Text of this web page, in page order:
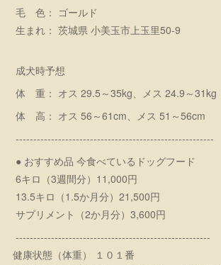
毛 色： ゴールド
生まれ： 茨城県 小美玉市上玉里50-9
成犬時予想
体 重： オス 29.5～35kg、メス 24.9～31kg
体 高： オス 56～61cm、メス 51～56cm
--------------------------------------------------------
● おすすめ品 今食べているドッグフード
6キロ（3週間分）11,000円
13.5キロ（1.5か月分）21,500円
サプリメント（2か月分）3,600円
-------------------------------------------------------
健康状態（体重） １０１番